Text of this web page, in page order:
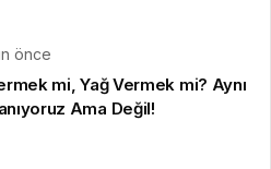
önce
mi, Yağ Vermek mi? Aynı
Ama Değil!